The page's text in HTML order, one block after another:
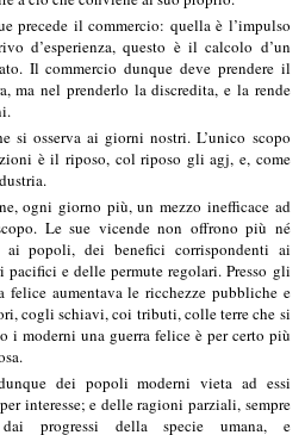
precede il commercio: quella è l’impulso
d’esperienza, questo è il calcolo d’un
Il commercio dunque deve prendere il
ma nel prenderlo la discredita, e la rende
si osserva ai giorni nostri. L’unico scopo
è il riposo, col riposo gli agj, e, come
ogni giorno più, un mezzo inefficace ad
Le sue vicende non offrono più né
ai popoli, dei benefici corrispondenti ai
e delle permute regolari. Presso gli
felice aumentava le ricchezze pubbliche e
cogli schiavi, coi tributi, colle terre che si
i moderni una guerra felice è per certo più
dei popoli moderni vieta ad essi
interesse; e delle ragioni parziali, sempre
progressi della specie umana, e